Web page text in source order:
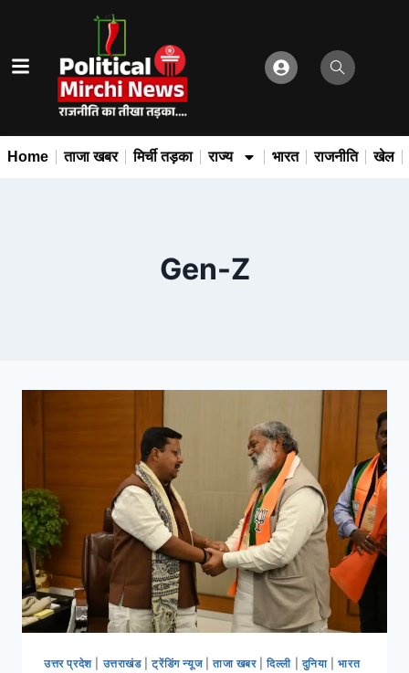
Home ताजा खबर मिर्ची तड़का राज्य भारत राजनीति खेल
Gen-Z
उत्तर प्रदेश| उत्तराखंड|ट्रेंडिंग न्यूज| ताजा खबर|दिल्ली दुनिया|भारत